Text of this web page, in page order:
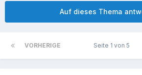
Auf dieses Thema
VORHERIGE Seite 1 von 5